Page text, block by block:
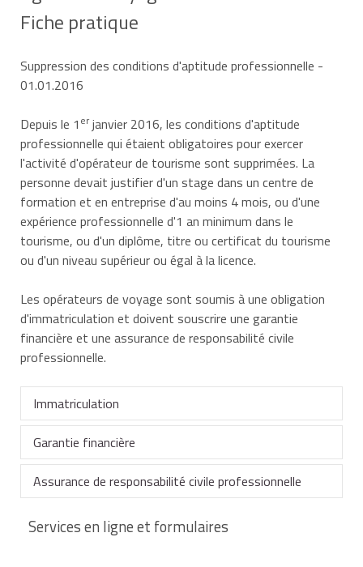
Fiche pratique
Suppression des conditions d'aptitude professionnelle -
01.01.2016
Depuis le 1 er janvier 2016, les conditions d'aptitude
professionnelle qui étaient obligatoires pour exercer
l'activité d'opérateur de tourisme sont supprimées. La
personne devait justifier d'un stage dans un centre de
formation et en entreprise d'au moins 4 mois, ou d'une
expérience professionnelle d'1 an minimum dans le
tourisme, ou d'un diplôme, titre ou certificat du tourisme
ou d'un niveau supérieur ou égal à la licence.
Les opérateurs de voyage sont soumis à une obligation
d'immatriculation et doivent souscrire une garantie
financière et une assurance de responsabilité civile
professionnelle.
Immatriculation
Les opérateurs de voyage (à l'exception notamment
des associations à but non lucratif dont l'activité
principale n'est pas d'organiser des voyages) sont
L'immatriculation doit être renouvelée tous les 3 ans.
Garantie financière
La garantie financière délivrée par un seul garant est
par les clients au titre des forfaits et prestations
Assurance de responsabilité civile professionnelle
L'assurance de responsabilité civile professionnelle
Services en ligne et formulaires